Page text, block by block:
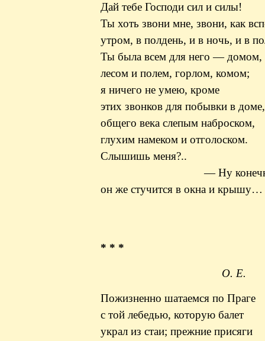
Дай тебе Господи сил и силы!
Ты хоть звони мне, звони, как
утром, в полдень, и в ночь, и в
Ты была всем для него — домом,
лесом и полем, горлом, комом;
я ничего не умею, кроме
этих звонков для побывки в доме,
общего века слепым наброском,
глухим намеком и отголоском.
Слышишь меня?..
— Ну конечно,
он же стучится в окна и крышу…
* * *
О. Е.
Пожизненно шатаемся по Праге
с той лебедью, которую балет
украл из стаи; прежние присяги